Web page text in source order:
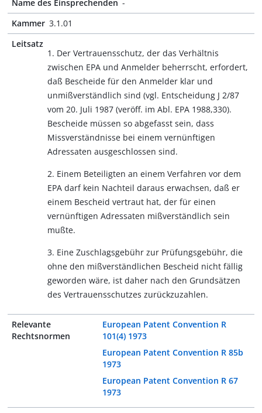
Name des Einsprechenden -
Kammer 3.1.01
Leitsatz
1. Der Vertrauensschutz, der das Verhältnis
zwischen EPA und Anmelder beherrscht, erfordert,
daß Bescheide für den Anmelder klar und
unmißverständlich sind (vgl. Entscheidung J 2/87
vom 20. Juli 1987 (veröff. im Abl. EPA 1988,330).
Bescheide müssen so abgefasst sein, dass
Missverständnisse bei einem vernünftigen
Adressaten ausgeschlossen sind.
2. Einem Beteiligten an einem Verfahren vor dem
EPA darf kein Nachteil daraus erwachsen, daß er
einem Bescheid vertraut hat, der für einen
vernünftigen Adressaten mißverständlich sein
mußte.
3. Eine Zuschlagsgebühr zur Prüfungsgebühr, die
ohne den mißverständlichen Bescheid nicht fällig
geworden wäre, ist daher nach den Grundsätzen
des Vertrauensschutzes zurückzuzahlen.
Relevante
Rechtsnormen
European Patent Convention R
101(4) 1973
European Patent Convention R 85b
1973
European Patent Convention R 67
1973